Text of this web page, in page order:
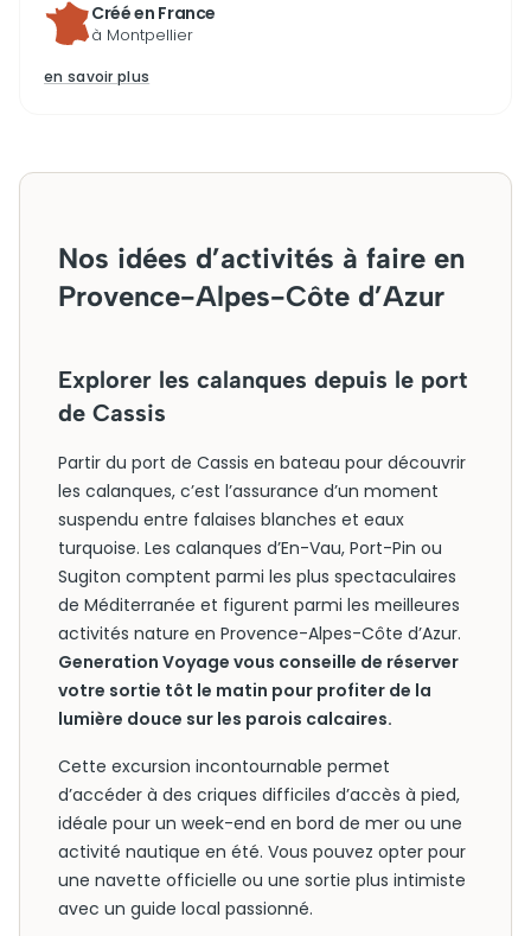
Créé en France
à Montpellier
en savoir plus
Nos idées d’activités à faire en
Provence-Alpes-Côte d’Azur
Explorer les calanques depuis le port
de Cassis
Partir du port de Cassis en bateau pour découvrir
les calanques, c’est l’assurance d’un moment
suspendu entre falaises blanches et eaux
turquoise. Les calanques d’En-Vau, Port-Pin ou
Sugiton comptent parmi les plus spectaculaires
de Méditerranée et figurent parmi les meilleures
activités nature en Provence-Alpes-Côte d’Azur.
Generation Voyage vous conseille de réserver
votre sortie tôt le matin pour profiter de la
lumière douce sur les parois calcaires.
Cette excursion incontournable permet
d’accéder à des criques difficiles d’accès à pied,
idéale pour un week-end en bord de mer ou une
activité nautique en été. Vous pouvez opter pour
une navette officielle ou une sortie plus intimiste
avec un guide local passionné.